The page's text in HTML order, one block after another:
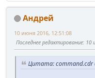
Андрей
10 июня 2016, 12:51:08
Последнее редактирование: 10
Цитата: command.cdr